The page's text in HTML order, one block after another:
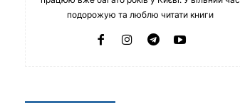
подорожую та люблю читати книги